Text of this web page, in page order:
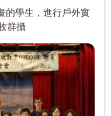
的學生，進行戶外實
群攝